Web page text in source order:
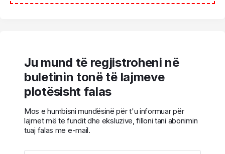
Ju mund të regjistroheni në
buletinin tonë të lajmeve
plotësisht falas
Mos e humbisni mundësinë për t'u informuar për
lajmet më të fundit dhe eksluzive, filloni tani abonimin
tuaj falas me e-mail.